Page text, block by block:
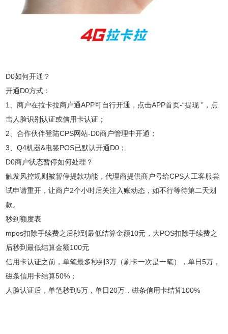
D0如何开通？
开通D0方式：
1、商户在拉卡拉商户通APP可自行开通，点击APP首页-“提现 ”，点
击人脸识别认证或信用卡认证；
2、合作伙伴登陆CPS网站-D0商户管理中开通；
3、Q4机器&电签POS已默认开通D0；
D0商户状态暂停如何处理？
触发风控规则被暂停提款功能，代理商提供商户号给CPS人工客服尝
试申请重开，让商户2个小时后关注入账动态，如不行等待第二天划
款。
秒到额度表
mpos扣除手续费之后秒到最低结算金额10元，大POS扣除手续费之
后秒到最低结算金额100元
信用卡认证之前，单笔最多秒到3万（刷卡一次是一笔），单日5万，
磁条信用卡结算50%；
人脸认证后，单笔秒到5万，单日20万，磁条信用卡结算100%